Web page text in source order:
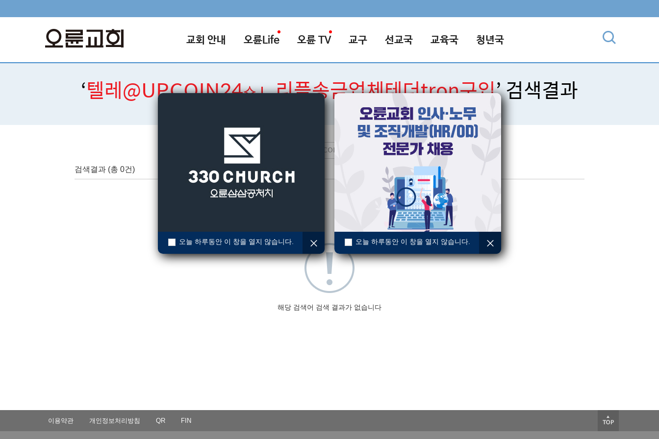
교회 안내 오륜Life 오륜 TV 교구 선교국 교육국 청년국
‘텔레@UPCOIN24⟡」리플송금업체테더tron구입’ 검색결과
검색
검색결과 (총 0건)
해당 검색어 검색 결과가 없습니다
이용약관 개인정보처리방침 QR FIN
오늘 하루동안 이 창을 열지 않습니다. 오늘 하루동안 이 창을 열지 않습니다.